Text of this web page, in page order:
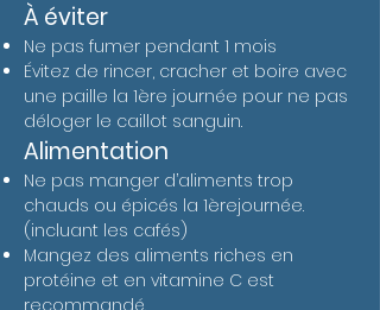
À éviter
Ne pas fumer pendant 1 mois
Évitez de rincer, cracher et boire avec
une paille la 1ère journée pour ne pas
déloger le caillot sanguin.
Alimentation
Ne pas manger d’aliments trop
chauds ou épicés la 1èrejournée.
(incluant les cafés)
Mangez des aliments riches en
protéine et en vitamine C est
recommandé.